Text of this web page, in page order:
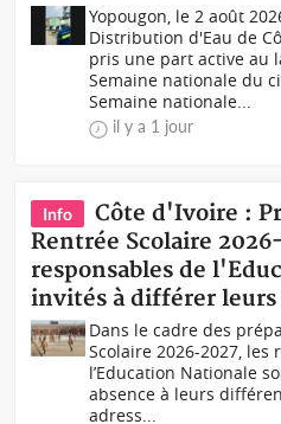
Yopougon, le 2 août
Distribution d'Eau de
pris une part active au
Semaine nationale du
Semaine nationale...
il y a 1 jour
Info
Côte d'Ivoire :
Rentrée Scolaire
responsables de
invités à différer leurs
Dans le cadre des
Scolaire 2026-2027, les
l’Education Nationale
absence à leurs
adress...